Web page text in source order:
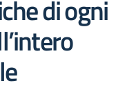
di ogni